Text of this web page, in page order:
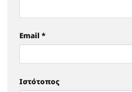
Email *
Ιστότοπος